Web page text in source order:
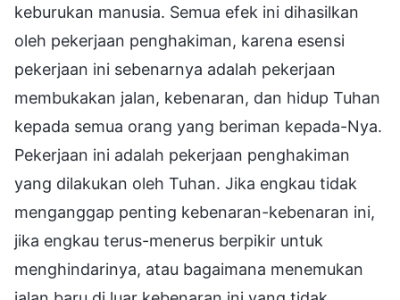
keburukan manusia. Semua efek ini dihasilkan
oleh pekerjaan penghakiman, karena esensi
pekerjaan ini sebenarnya adalah pekerjaan
membukakan jalan, kebenaran, dan hidup Tuhan
kepada semua orang yang beriman kepada-Nya.
Pekerjaan ini adalah pekerjaan penghakiman
yang dilakukan oleh Tuhan. Jika engkau tidak
menganggap penting kebenaran-kebenaran ini,
jika engkau terus-menerus berpikir untuk
menghindarinya, atau bagaimana menemukan